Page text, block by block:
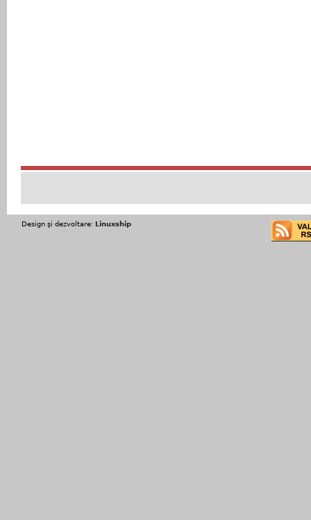
Design şi dezvoltare: Linuxship